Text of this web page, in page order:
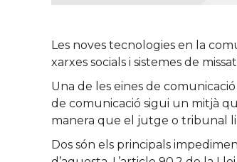
Les noves tecnologies en la
xarxes socials i sistemes de
Una de les eines de
de comunicació sigui un mitjà
manera que el jutge o tribunal
Dos són els principals